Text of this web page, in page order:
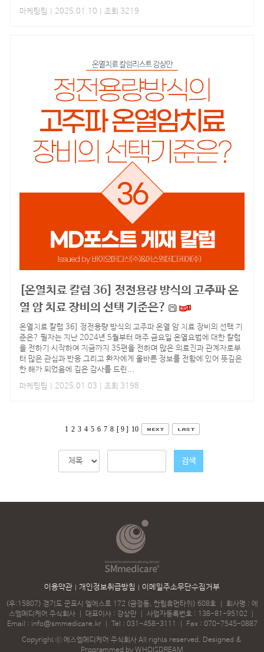
마케팅팀
| 2025.01.10 | 조회 3219
[온열치료 칼럼 36] 정전용량 방식의 고주파 온
열 암 치료 장비의 선택 기준은?
온열치료 칼럼 36] 정전용량 방식의 고주파 온열 암 치료 장비의 선택 기
준은? 필자는 지난 2024년 5월부터 매주 금요일 온열요법에 대한 칼럼
을 전하기 시작하여 지금까지 35편을 전하며 많은 의료진과 관계자로부
터 많은 관심과 반응 그리고 환자에게 올바른 정보를 전함에 있어 뜻깊은
한 해가 되었음에 깊은 감사를 드린...
마케팅팀
| 2025.01.03 | 조회 3198
1 2 3 4 5 6 7 8 [ 9 ] 10
검색
이용약관 개인정보취급방침 이메일주소무단수집거부
(우:15807) 경기도 군포시 엘에스로 172 (금정동, 한림휴먼타워) 608호
회사명 : 에
스엠메디케어 주식회사｜ 대표이사 : 강상만｜ 사업자등록번호 : 138-81-95102
Email : info@smmedicare.kr｜ Tel : 031-458-3111
Fax : 070-7545-0887
Copyright ⓒ 에스엠메디케어 주식회사 All rights reserved. Designed &
Programmed by WHOISDREAM